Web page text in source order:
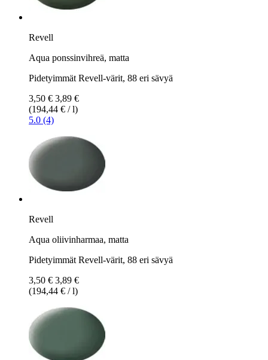
Revell
Aqua ponssinvihreä, matta
Pidetyimmät Revell-värit, 88 eri sävyä
3,50 € 3,89 €
(194,44 € / l)
5.0 (4)
Revell
Aqua oliivinharmaa, matta
Pidetyimmät Revell-värit, 88 eri sävyä
3,50 € 3,89 €
(194,44 € / l)